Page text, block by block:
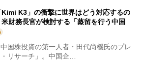
Kimi K3」の衝撃に世界はどう対応するの
財務長官が検討する「蒸留を行う中国
国株投資の第一人者・田代尚機氏のプレ
リサーチ」。中国企…